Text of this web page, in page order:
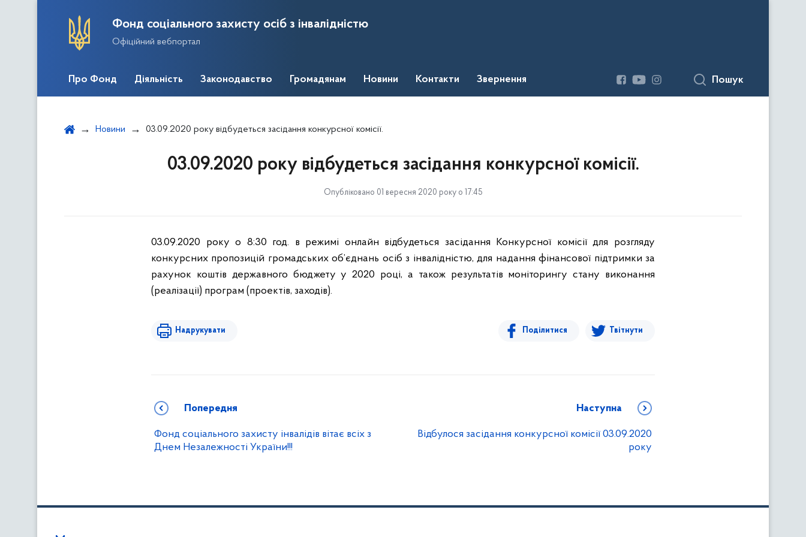
Фонд соціального захисту осіб з інвалідністю
Офіційний вебпортал
Про Фонд Діяльність Законодавство Громадянам Новини Контакти Звернення Пошук
Новини 03.09.2020 року відбудеться засідання конкурсної комісії.
03.09.2020 року відбудеться засідання конкурсної комісії.
Опубліковано 01 вересня 2020 року о 17:45
03.09.2020 року о 8:30 год. в режимі онлайн відбудеться засідання Конкурсної комісії для розгляду
конкурсних пропозицій громадських об’єднань осіб з інвалідністю, для надання фінансової підтримки за
рахунок коштів державного бюджету у 2020 році, а також результатів моніторингу стану виконання
(реалізації) програм (проектів, заходів).
Надрукувати Поділитися Твітнути
Попередня
Фонд соціального захисту інвалідів вітає всіх з
Днем Незалежності України!!!
Наступна
Відбулося засідання конкурсної комісії 03.09.2020
року